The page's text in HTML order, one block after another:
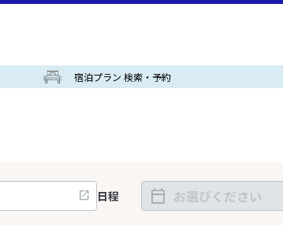
宿泊プラン 検索・予約
日程